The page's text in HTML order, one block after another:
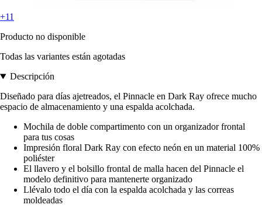
+11
Producto no disponible
Todas las variantes están agotadas
Descripción
Diseñado para días ajetreados, el Pinnacle en Dark Ray ofrece mucho
espacio de almacenamiento y una espalda acolchada.
Mochila de doble compartimento con un organizador frontal
para tus cosas
Impresión floral Dark Ray con efecto neón en un material 100%
poliéster
El llavero y el bolsillo frontal de malla hacen del Pinnacle el
modelo definitivo para mantenerte organizado
Llévalo todo el día con la espalda acolchada y las correas
moldeadas